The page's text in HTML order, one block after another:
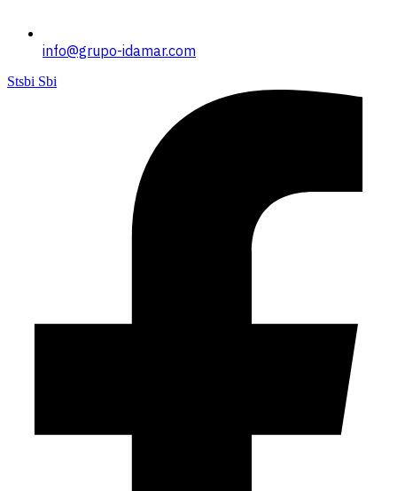
info@grupo-idamar.com
Stsbi Sbi